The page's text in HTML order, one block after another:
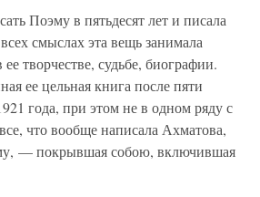
Поэму в пятьдесят лет и писала
смыслах эта вещь занимала
творчестве, судьбе, биографии.
ее цельная книга после пяти
года, при этом не в одном ряду с
что вообще написала Ахматова,
— покрывшая собою, включившая